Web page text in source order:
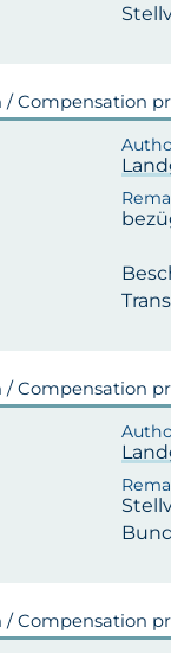
Compensation
Compensation
Compensation